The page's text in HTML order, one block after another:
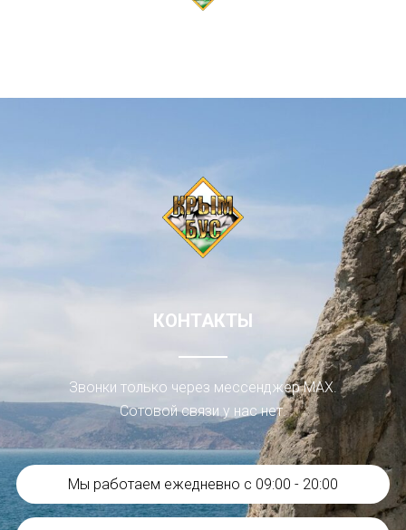
КОНТАКТЫ
Звонки только через мессенджер МАХ.
Сотовой связи у нас нет.
Мы работаем ежедневно с 09:00 - 20:00